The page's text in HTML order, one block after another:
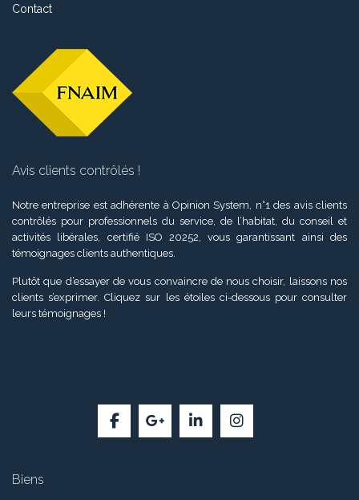
Contact
Avis clients contrôlés !
Notre entreprise est adhérente à Opinion System, n°1 des avis clients
contrôlés pour professionnels du service, de l’habitat, du conseil et
activités libérales, certifié ISO 20252, vous garantissant ainsi des
témoignages clients authentiques.
Plutôt que d’essayer de vous convaincre de nous choisir, laissons nos
clients s’exprimer. Cliquez sur les étoiles ci-dessous pour consulter
leurs témoignages !
Biens